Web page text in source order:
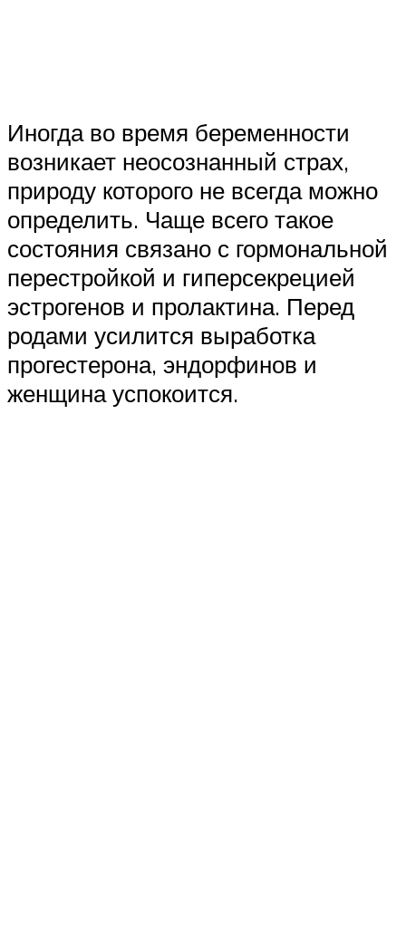
Иногда во время беременности
возникает неосознанный страх,
природу которого не всегда можно
определить. Чаще всего такое
состояния связано с гормональной
перестройкой и гиперсекрецией
эстрогенов и пролактина. Перед
родами усилится выработка
прогестерона, эндорфинов и
женщина успокоится.